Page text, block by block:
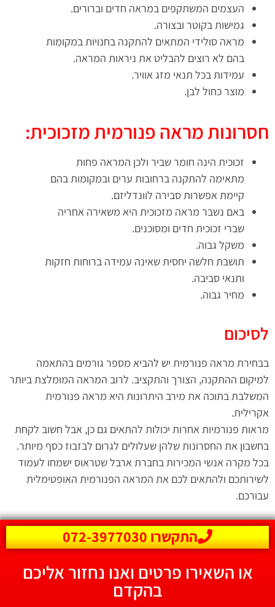
העצמים המשתקפים במראה חדים וברורים.
גמישות בקוטר ובצורה.
מראה סולידי המתאים להתקנה בחנויות במקומות
בהם לא רוצים להבליט את ניראות המראה.
עמידות בכל תנאי מזג אוויר.
מוצר כחול לבן.
חסרונות מראה פנורמית מזכוכית:
זכוכית הינה חומר שביר ולכן המראה פחות
מתאימה להתקנה ברחובות ערים ובמקומות בהם
קיימת אפשרות סבירה לוונדליזם.
באם נשבר מראה מזכוכית היא משאירה אחריה
שברי זכוכית חדים ומסוכנים.
משקל גבוה.
תושבת חלשה יחסית שאינה עמידה ברוחות חזקות
ותנאי סביבה.
מחיר גבוה.
לסיכום
בבחירת מראה פנורמית יש להביא מספר גורמים בהתאמה
למיקום ההתקנה, הצורך והתקציב. לרוב המראה המומלצת ביותר
המשלבת בתוכה את מירב היתרונות היא מראה פנורמית
אקרילית.
מראות פנורמיות אחרות יכולות להתאים גם כן, אבל חשוב לקחת
בחשבון את החסרונות שלהן שעלולים לגרום לבזבוז כסף מיותר.
בכל מקרה אנשי המכירות בחברת ארבל שטראוס ישמחו לעמוד
לשירותכם ולהתאים לכם את המראה הפנורמית האופטימלית
עבורכם.
התקשרו 072-3977030
או השאירו פרטים ואנו נחזור אליכם
בהקדם